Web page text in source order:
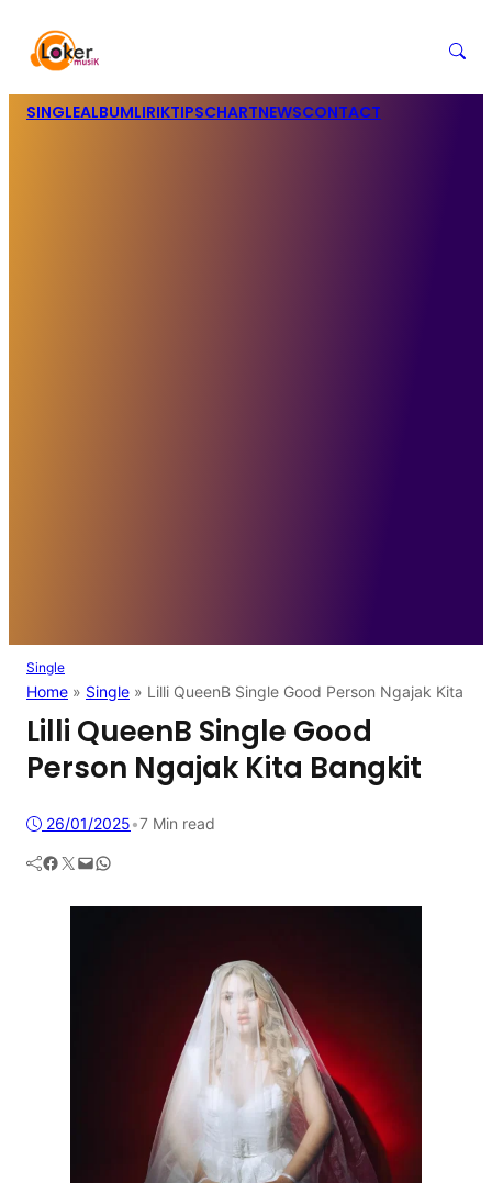
SINGLEALBUMLIRIKTIPSCHARTNEWSCONTACT
Single
Home » Single » Lilli QueenB Single Good Person Ngajak Kita
Lilli QueenB Single Good
Person Ngajak Kita Bangkit
26/01/2025•7 Min read
Facebook Twitter Mail WhatsApp